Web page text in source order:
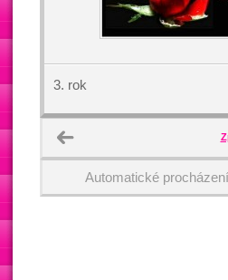
3. rok
Automatické